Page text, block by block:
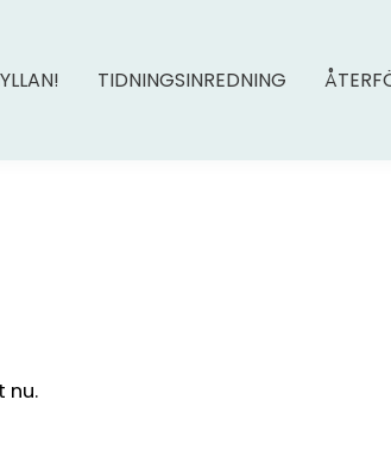
TIDNINGSINREDNING
nu.